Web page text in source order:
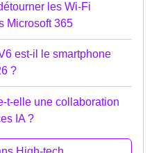
les Wi-Fi
Microsoft 365
est-il le smartphone
?
t-elle une collaboration
IA ?